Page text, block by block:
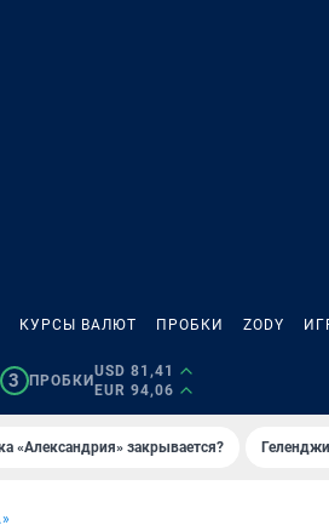
КУРСЫ ВАЛЮТ ПРОБКИ ZODY
3 ПРОБКИ
USD 81,41
EUR 94,06
«Александрия» закрывается?